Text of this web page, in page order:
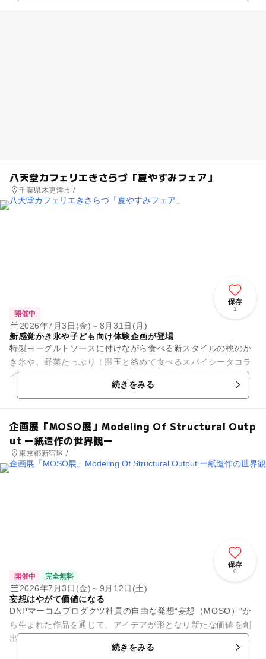
八天堂カフェリエきさらづ「夏やすみフェア」
千葉県木更津市 /
保存
1
開催中
2026年7月3日(金)～8月31日(月)
新感覚かき氷や子ども向け体験企画が登場
特製ヨーグルトソースに付けながら食べる新スタイルの桃のか
き氷や、野菜たっぷり！温玉と絡めて食べるスパイシータコラ
イスといった夏限定メニューが登場。また七夕用短冊の設置な
ど、夏ならではの体験コンテ...続きをみる
企画展「MOSO展」Modeling Of Structural Outp
ut ー紙造作の世界観ー
東京都新宿区 /
保存
0
開催中 完全無料
2026年7月3日(金)～9月12日(土)
妄想はやがて価値になる
DNPマーコムプロダクツ社員の自由な発想“妄想（MOSO）”か
ら生まれた作品を通じて、アイデアが形となり新たな価値を創
出する過程を体感できる参加型展示。テーマ別に「あそぶ」
「こだわり」「ふしぎ」...続きをみる